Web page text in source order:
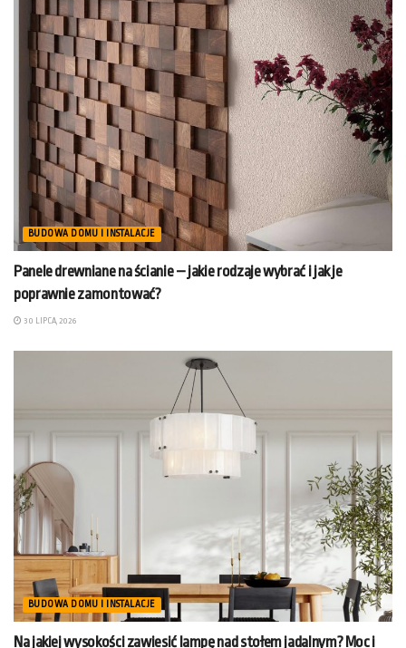
BUDOWA DOMU I INSTALACJE
Panele drewniane na ścianie – jakie rodzaje wybrać i jak je
poprawnie zamontować?
30 LIPCA, 2026
BUDOWA DOMU I INSTALACJE
Na jakiej wysokości zawiesić lampę nad stołem jadalnym? Moc i